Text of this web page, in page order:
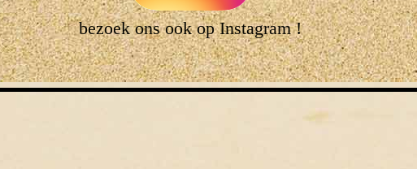
bezoek ons ook op Instagram !